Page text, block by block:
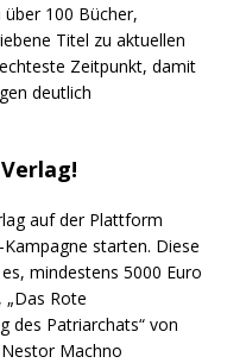
über 100 Bücher,
Titel zu aktuellen
Zeitpunkt, damit
deutlich
auf der Plattform
starten. Diese
mindestens 5000 Euro
„Das Rote
des Patriarchats“ von
Machno